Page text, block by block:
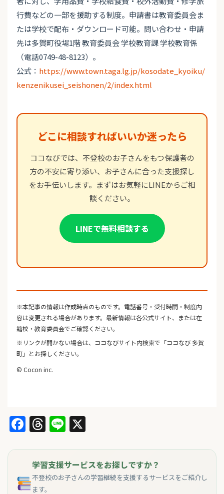
行費などの一部を援助する制度。申請書は教育委員会ま
たは学校で配布・ダウンロード可能。問い合わせ・申請
先は多賀町役場1階 教育委員会 学校教育課 学校教育係
（電話0749-48-8123）。
公式： https://www.town.taga.lg.jp/kosodate_kyoiku/
kenzenikusei_seishonen/2/index.html
どこに相談すればいいか迷ったら
ココなびでは、不登校のお子さんをもつ保護者の
方の不安に寄り添い、お子さんに合った支援探し
をお手伝いします。まずはお気軽にLINEからご相
談ください。
LINEで無料相談する
※本記事の情報は作成時点のものです。電話番号・受付時間・制度内
容は変更される場合があります。最新情報は各公式サイト、または在
籍校・教育委員会でご確認ください。
※リンクが開かない場合は、ココなびサイト内検索で「ココなび 多賀
町」とお探しください。
© Cocon inc.
Facebook
Threads
Line
学習支援サービスをお探しですか？
不登校のお子さんの学習継続を支援するサービスをご紹介し
ます。